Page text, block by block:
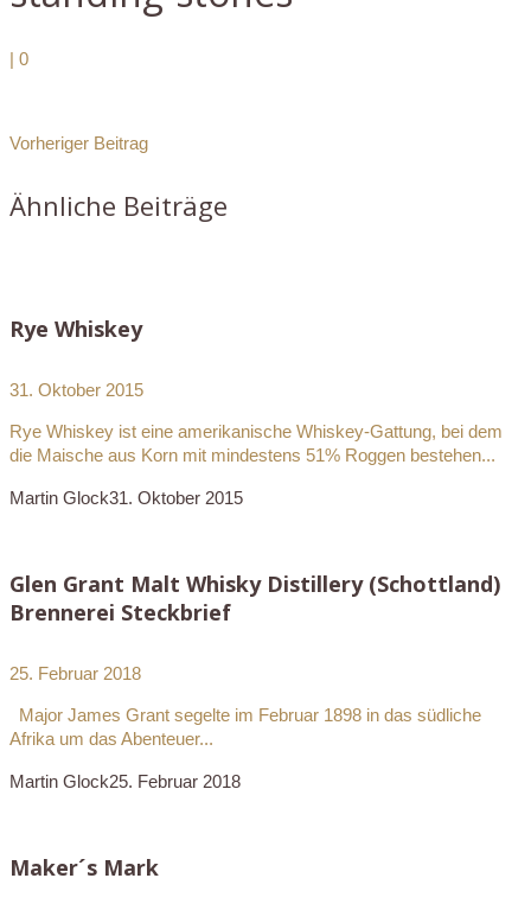
| 0
Vorheriger Beitrag
Ähnliche Beiträge
Rye Whiskey
31. Oktober 2015
Rye Whiskey ist eine amerikanische Whiskey-Gattung, bei dem
die Maische aus Korn mit mindestens 51% Roggen bestehen...
Martin Glock31. Oktober 2015
Glen Grant Malt Whisky Distillery (Schottland)
Brennerei Steckbrief
25. Februar 2018
Major James Grant segelte im Februar 1898 in das südliche
Afrika um das Abenteuer...
Martin Glock25. Februar 2018
Maker´s Mark